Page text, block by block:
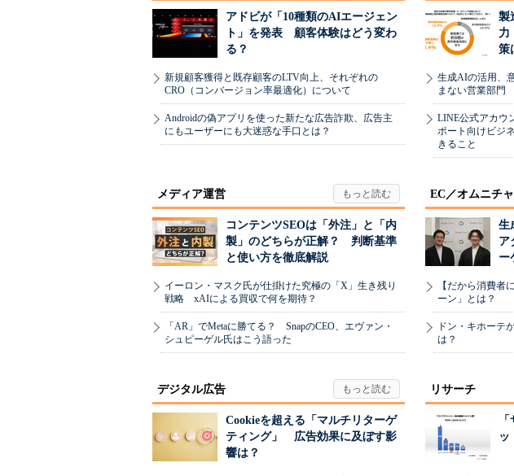
アドビが「10種類のAIエージェン
ト」を発表 顧客体験はどう変わ
る？
新規顧客獲得と既存顧客のLTV向上、それぞれの
CRO（コンバージョン率最適化）について
Androidの偽アプリを使った新たな広告詐欺、広告主
にもユーザーにも大迷惑な手口とは？
製
力
策
生成AIの活用、
まない営業部門
LINE公式アカウ
ポート向けビジ
きること
メディア運営
コンテンツSEOは「外注」と「内
製」のどちらが正解？ 判断基準
と使い方を徹底解説
イーロン・マスク氏が仕掛けた究極の「X」生き残り
戦略 xAIによる買収で何を期待？
「AR」でMetaに勝てる？ SnapのCEO、エヴァン・
シュピーゲル氏はこう語った
EC／オムニチ
生
ア
ー
【だから消費者
ーン」とは？
ドン・キホーテ
は？
デジタル広告
Cookieを超える「マルチリターゲ
ティング」 広告効果に及ぼす影
響は？
リサーチ
ッ